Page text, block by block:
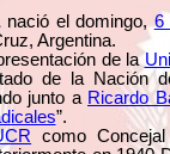
nació el domingo, 6
Argentina.
de la
de la Nación
junto a Ricardo
”.
como